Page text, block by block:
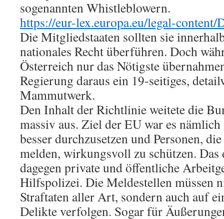
sogenannten Whistleblowern.
https://eur-lex.europa.eu/legal-
Die Mitgliedstaaten sollten sie
nationales Recht überführen. Doch
Österreich nur das Nötigste
Regierung daraus ein 19-seitiges,
Mammutwerk.
Den Inhalt der Richtlinie weitete die
massiv aus. Ziel der EU war es
besser durchzusetzen und Personen,
melden, wirkungsvoll zu schützen. Das
dagegen private und öffentliche
Hilfspolizei. Die Meldestellen müssen
Straftaten aller Art, sondern auch auf
Delikte verfolgen. Sogar für